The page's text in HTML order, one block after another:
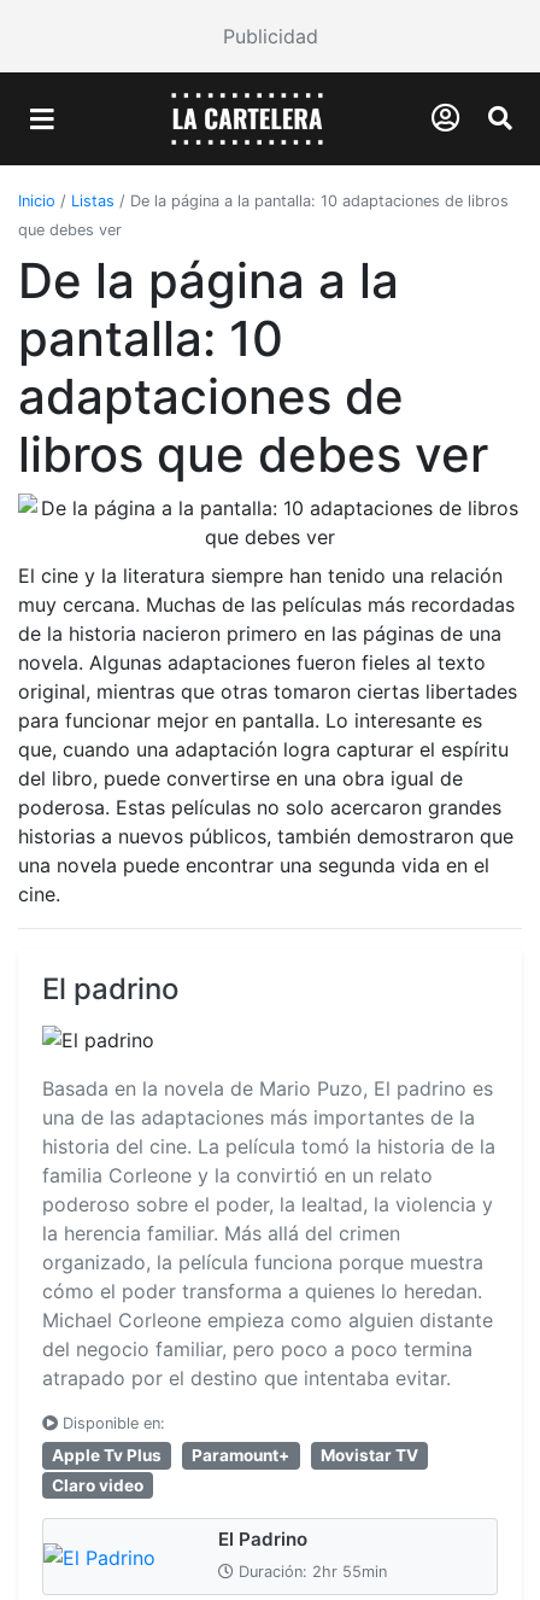
Publicidad
Inicio / Listas / De la página a la pantalla: 10 adaptaciones de libros
que debes ver
De la página a la
pantalla: 10
adaptaciones de
libros que debes ver
El cine y la literatura siempre han tenido una relación
muy cercana. Muchas de las películas más recordadas
de la historia nacieron primero en las páginas de una
novela. Algunas adaptaciones fueron fieles al texto
original, mientras que otras tomaron ciertas libertades
para funcionar mejor en pantalla. Lo interesante es
que, cuando una adaptación logra capturar el espíritu
del libro, puede convertirse en una obra igual de
poderosa. Estas películas no solo acercaron grandes
historias a nuevos públicos, también demostraron que
una novela puede encontrar una segunda vida en el
cine.
El padrino
Basada en la novela de Mario Puzo, El padrino es
una de las adaptaciones más importantes de la
historia del cine. La película tomó la historia de la
familia Corleone y la convirtió en un relato
poderoso sobre el poder, la lealtad, la violencia y
la herencia familiar. Más allá del crimen
organizado, la película funciona porque muestra
cómo el poder transforma a quienes lo heredan.
Michael Corleone empieza como alguien distante
del negocio familiar, pero poco a poco termina
atrapado por el destino que intentaba evitar.
Disponible en:
Apple Tv Plus Paramount+
Movistar TV
Claro video
El Padrino
Duración: 2hr 55min